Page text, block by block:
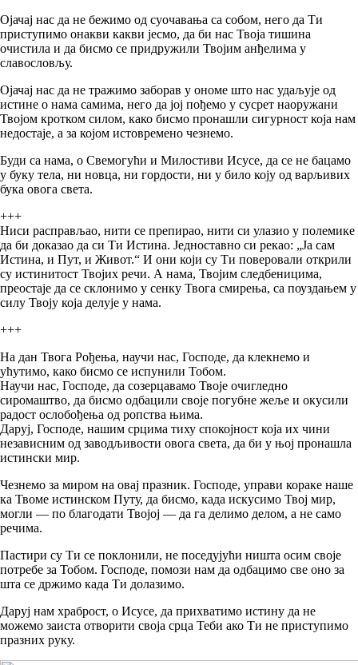
Ојачај нас да не бежимо од суочавања са собом, него да Ти
приступимо онакви какви јесмо, да би нас Твоја тишина
очистила и да бисмо се придружили Твојим анђелима у
славословљу.
Ојачај нас да не тражимо заборав у ономе што нас удаљује од
истине о нама самима, него да јој пођемо у сусрет наоружани
Твојом кротком силом, како бисмо пронашли сигурност која нам
недостаје, а за којом истовремено чезнемо.
Буди са нама, о Свемогући и Милостиви Исусе, да се не бацамо
у буку тела, ни новца, ни гордости, ни у било коју од варљивих
бука овога света.
+++
Ниси расправљао, нити се препирао, нити си улазио у полемике
да би доказао да си Ти Истина. Једноставно си рекао: „Ја сам
Истина, и Пут, и Живот.“ И они који су Ти поверовали открили
су истинитост Твојих речи. А нама, Твојим следбеницима,
преостаје да се склонимо у сенку Твога смирења, са поуздањем у
силу Твоју која делује у нама.
+++
На дан Твога Рођења, научи нас, Господе, да клекнемо и
ућутимо, како бисмо се испунили Тобом.
Научи нас, Господе, да созерцавамо Твоје очигледно
сиромаштво, да бисмо одбацили своје погубне жеље и окусили
радост ослобођења од ропства њима.
Даруј, Господе, нашим срцима тиху спокојност која их чини
независним од заводљивости овога света, да би у њој пронашла
истински мир.
Чезнемо за миром на овај празник. Господе, управи кораке наше
ка Твоме истинском Путу, да бисмо, када искусимо Твој мир,
могли — по благодати Твојој — да га делимо делом, а не само
речима.
Пастири су Ти се поклонили, не поседујући ништа осим своје
потребе за Тобом. Господе, помози нам да одбацимо све оно за
шта се држимо када Ти долазимо.
Даруј нам храброст, о Исусе, да прихватимо истину да не
можемо заиста отворити своја срца Теби ако Ти не приступимо
празних руку.